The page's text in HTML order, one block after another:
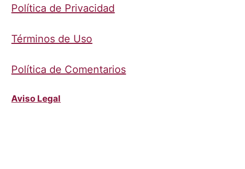
Política de Privacidad
Términos de Uso
Política de Comentarios
Aviso Legal